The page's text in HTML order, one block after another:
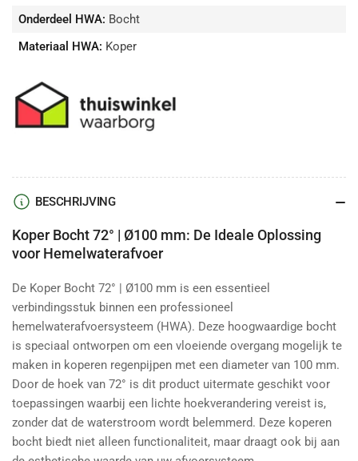
Onderdeel HWA: Bocht
Materiaal HWA: Koper
BESCHRIJVING
Koper Bocht 72° | Ø100 mm: De Ideale Oplossing
voor Hemelwaterafvoer
De Koper Bocht 72° | Ø100 mm is een essentieel
verbindingsstuk binnen een professioneel
hemelwaterafvoersysteem (HWA). Deze hoogwaardige bocht
is speciaal ontworpen om een vloeiende overgang mogelijk te
maken in koperen regenpijpen met een diameter van 100 mm.
Door de hoek van 72° is dit product uitermate geschikt voor
toepassingen waarbij een lichte hoekverandering vereist is,
zonder dat de waterstroom wordt belemmerd. Deze koperen
bocht biedt niet alleen functionaliteit, maar draagt ook bij aan